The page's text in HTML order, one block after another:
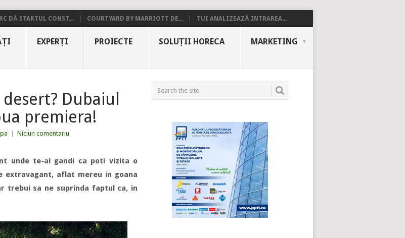
DĂ STARTUL CONST... COURTYARD BY MARRIOTT DE... TUI ANALIZEAZĂ INTRAREA...
EXPERȚI PROIECTE SOLUȚII HORECA MARKETING
Dubaiul
premiera!
Niciun comentariu
unde te-ai gandi ca poti vizita o
extravagant, aflat mereu in goana
trebui sa ne suprinda faptul ca, in